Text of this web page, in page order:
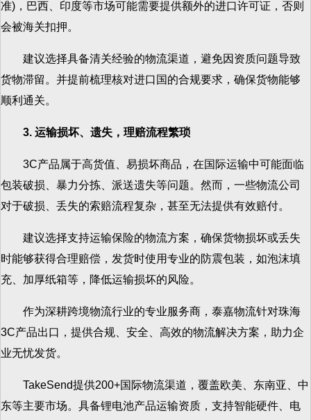
准)，巴西、印度等市场可能需要提供额外的进口许可证，否则
会被海关扣押。
建议选择具备清关经验的物流渠道，避免因资质问题导致
货物滞留。并提前梳理核对进口国的合规要求，确保货物能够
顺利通关。
3. 运输损坏、遗失，理赔流程繁琐
3C产品属于高货值、易损坏商品，在国际运输中可能面临
包装破损、暴力分拣、派送遗失等问题。然而，一些物流公司
对于破损、丢失的索赔流程复杂，甚至无法提供有效赔付。
建议选择支持运输保险的物流方案，确保货物损坏或丢失
时能够获得合理赔偿，发货时使用专业的防震包装，如泡沫填
充、加厚纸箱等，降低运输损坏的风险。
作为深耕跨境物流行业的专业服务商，泰嘉物流针对珠海
3C产品出口，提供合规、安全、高效的物流解决方案，助力企
业无忧发货。
TakeSend提供200+国际物流渠道，覆盖欧美、东南亚、中
东等主要市场。具备锂电池产品运输资质，支持智能硬件、电